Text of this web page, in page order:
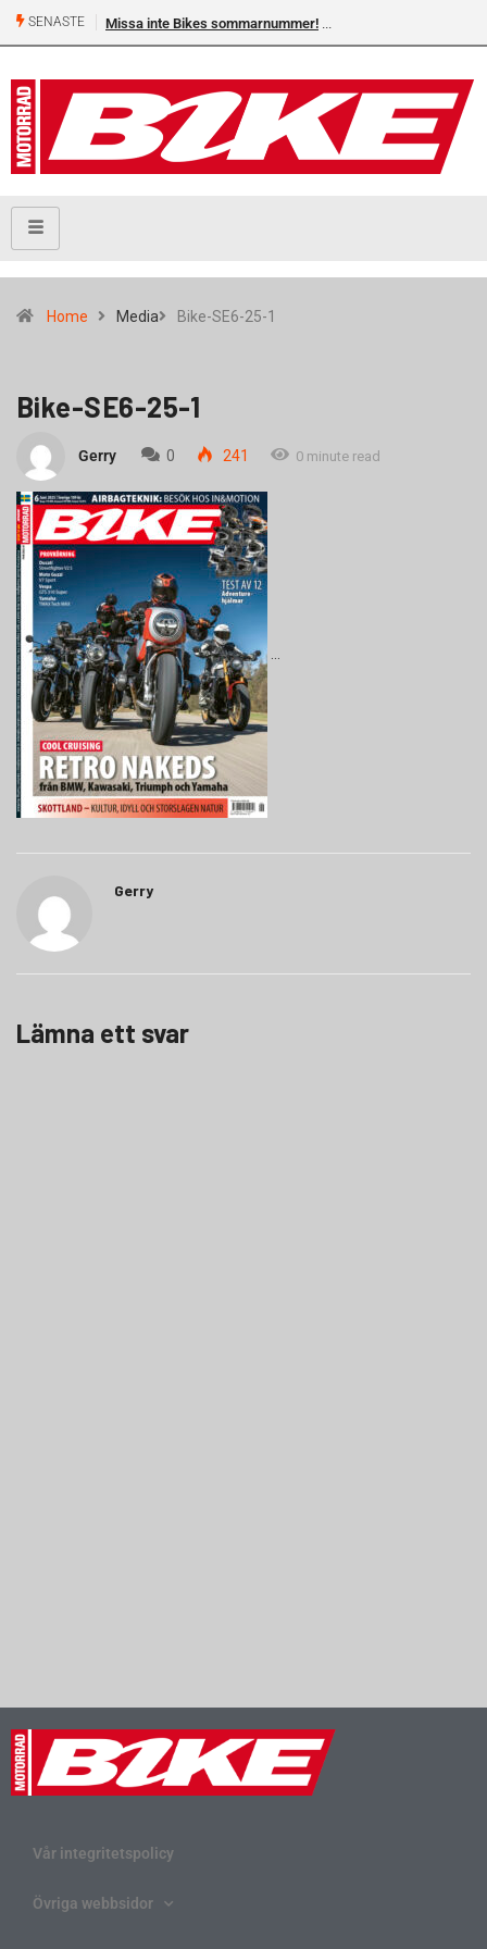
SENASTE Missa inte Bikes sommarnummer!
Home Media Bike-SE6-25-1
Bike-SE6-25-1
Gerry 0 241 0 minute read
Gerry
Lämna ett svar
Vår integritetspolicy
Övriga webbsidor